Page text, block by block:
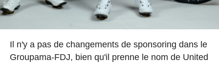
Il n'y a pas de changements de sponsoring dans le
Groupama-FDJ, bien qu'il prenne le nom de United